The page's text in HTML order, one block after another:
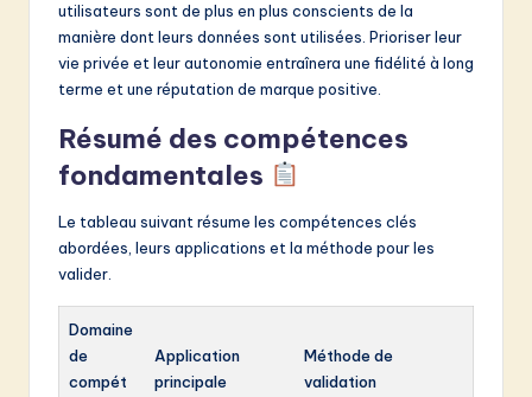
utilisateurs sont de plus en plus conscients de la
manière dont leurs données sont utilisées. Prioriser leur
vie privée et leur autonomie entraînera une fidélité à long
terme et une réputation de marque positive.
Résumé des compétences
fondamentales
Le tableau suivant résume les compétences clés
abordées, leurs applications et la méthode pour les
valider.
Domaine
de
compét
Application
principale
Méthode de
validation